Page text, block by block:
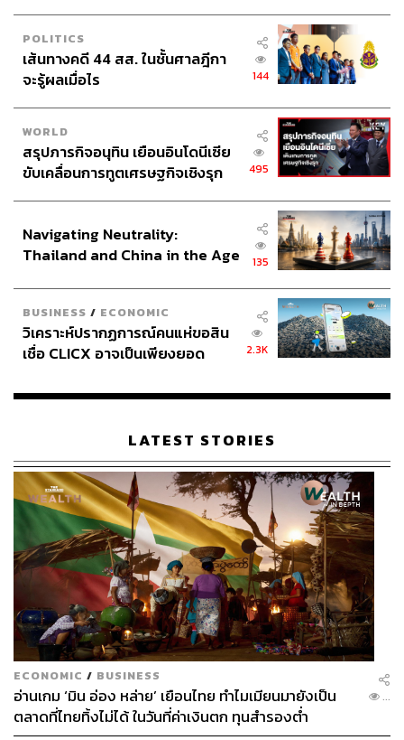
POLITICS
เส้นทางคดี 44 สส. ในชั้นศาลฎีกา
จะรู้ผลเมื่อไร
144
WORLD
สรุปภารกิจอนุทิน เยือนอินโดนีเซีย
ขับเคลื่อนการทูตเศรษฐกิจเชิงรุก
495
Navigating Neutrality:
Thailand and China in the Age
135
BUSINESS / ECONOMIC
วิเคราะห์ปรากฏการณ์คนแห่ขอสิน
เชื่อ CLICX อาจเป็นเพียงยอด
เรือนไทยที่ถูกซุกไว้
2.3K
LATEST STORIES
ECONOMIC / BUSINESS
อ่านเกม ‘มิน อ่อง หล่าย’ เยือนไทย ทำไมเมียนมายังเป็น
ตลาดที่ไทยทิ้งไม่ได้ ในวันที่ค่าเงินตก ทุนสำรองต่ำ
...